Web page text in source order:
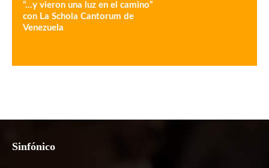
“…y vieron una luz en el camino”
con La Schola Cantorum de
Venezuela
Sinfónico